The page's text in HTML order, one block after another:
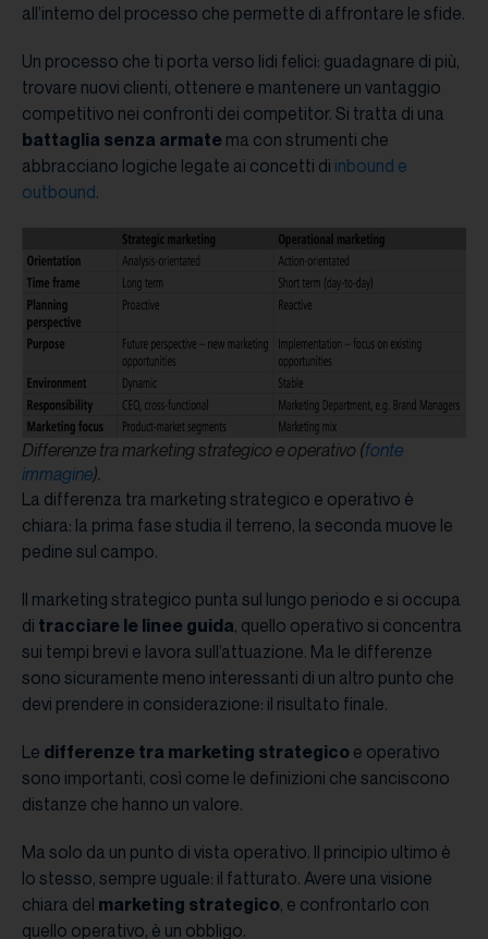
all’interno del processo che permette di affrontare le sfide.
Un processo che ti porta verso lidi felici: guadagnare di più,
trovare nuovi clienti, ottenere e mantenere un vantaggio
competitivo nei confronti dei competitor. Si tratta di una
battaglia senza armate ma con strumenti che
abbracciano logiche legate ai concetti di inbound e
outbound.
Differenze tra marketing strategico e operativo (fonte
immagine).
La differenza tra marketing strategico e operativo è
chiara: la prima fase studia il terreno, la seconda muove le
pedine sul campo.
Il marketing strategico punta sul lungo periodo e si occupa
di tracciare le linee guida, quello operativo si concentra
sui tempi brevi e lavora sull’attuazione. Ma le differenze
sono sicuramente meno interessanti di un altro punto che
devi prendere in considerazione: il risultato finale.
Le differenze tra marketing strategico e operativo
sono importanti, così come le definizioni che sanciscono
distanze che hanno un valore.
Ma solo da un punto di vista operativo. Il principio ultimo è
lo stesso, sempre uguale: il fatturato. Avere una visione
chiara del marketing strategico, e confrontarlo con
quello operativo, è un obbligo.